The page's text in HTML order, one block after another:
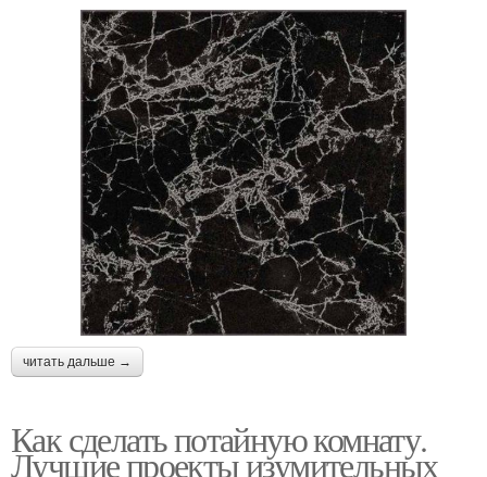
читать дальше →
Как сделать потайную комнату.
Лучшие проекты изумительных